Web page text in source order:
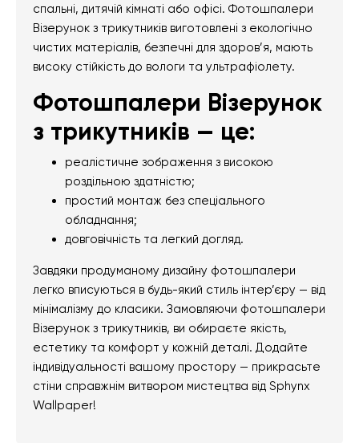
спальні, дитячій кімнаті або офісі. Фотошпалери
Візерунок з трикутників виготовлені з екологічно
чистих матеріалів, безпечні для здоров’я, мають
високу стійкість до вологи та ультрафіолету.
Фотошпалери Візерунок
з трикутників — це:
реалістичне зображення з високою
роздільною здатністю;
простий монтаж без спеціального
обладнання;
довговічність та легкий догляд.
Завдяки продуманому дизайну фотошпалери
легко вписуються в будь-який стиль інтер’єру — від
мінімалізму до класики. Замовляючи фотошпалери
Візерунок з трикутників, ви обираєте якість,
естетику та комфорт у кожній деталі. Додайте
індивідуальності вашому простору — прикрасьте
стіни справжнім витвором мистецтва від Sphynx
Wallpaper!